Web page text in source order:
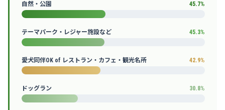
自然・公園 45.7%
テーマパーク・レジャー施設など 45.3%
愛犬同伴OK of レストラン・カフェ・観光名所 42.9%
ドッグラン 30.8%